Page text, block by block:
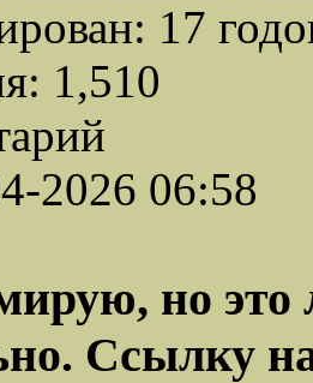
17
1,510
2026 06:58
но это
Ссылку